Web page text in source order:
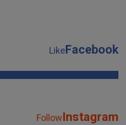
LikeFacebook
FollowInstagram